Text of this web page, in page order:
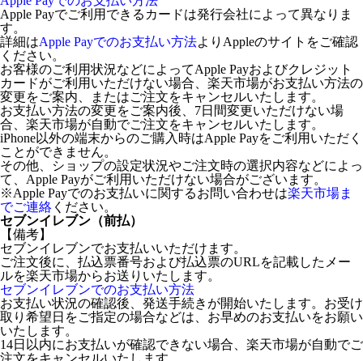
Apple Payでご利用できるカードは発行会社によって異なりま
す。
詳細はApple Payでのお支払い方法よりAppleのサイトをご確認
ください。
お客様のご利用状況などによってApple Payおよびクレジット
カードがご利用いただけない場合、楽天市場がお支払い方法の
変更をご案内、またはご注文をキャンセルいたします。
お支払い方法の変更をご案内後、7日間変更いただけない場
合、楽天市場が自動でご注文をキャンセルいたします。
iPhone以外の端末からのご購入時はApple Payをご利用いただく
ことができません。
その他、ショップの設定状況やご注文時の選択内容などによっ
て、Apple Payがご利用いただけない場合がございます。
※Apple Payでのお支払いに関するお問い合わせは楽天市場ま
でご連絡 ください。
セブンイレブン（前払）
【備考】
セブンイレブンでお支払いいただけます。
ご注文後に、払込票番号および払込票のURLを記載したメー
ルを楽天市場からお送りいたします。
セブンイレブンでのお支払い方法
お支払い状況の確認後、発送手続きが開始いたします。お受け
取り希望日をご指定の場合などは、お早めのお支払いをお願い
いたします。
14日以内にお支払いが確認できない場合、楽天市場が自動でご